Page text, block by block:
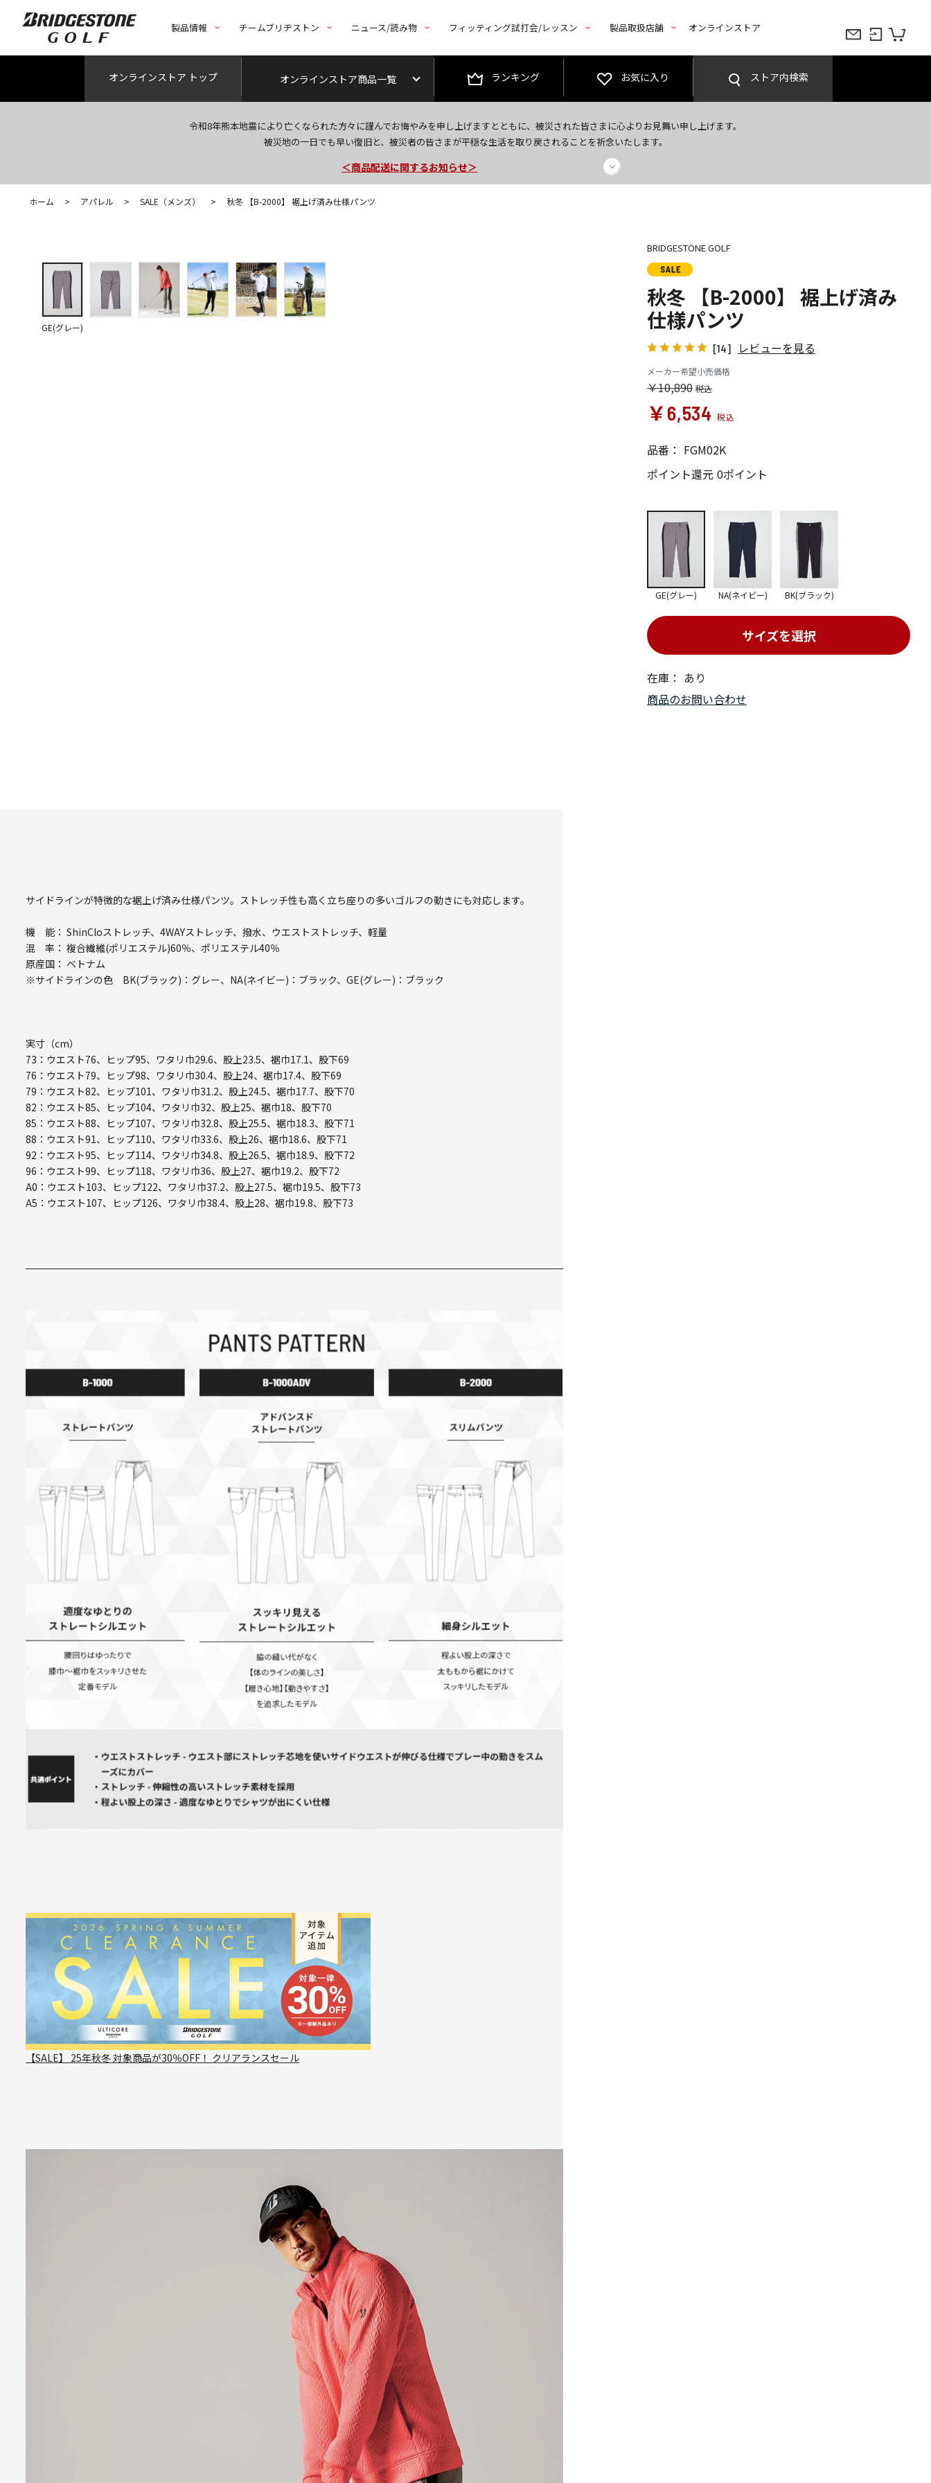
製品情報 チームブリヂストン ニュース/読み物 フィッティング試打会/レッスン 製品取扱店舗 オンラインストア
オンラインストア トップ オンラインストア商品一覧 ランキング お気に入り ストア内検索
令和8年熊本地震により亡くなられた方々に謹んでお悔やみを申し上げますとともに、被災された皆さまに心よりお見舞い申し上げます。
被災地の一日でも早い復旧と、被災者の皆さまが平穏な生活を取り戻されることを祈念いたします。
今なら新規会員登録で1,000円OFFクーポンプレゼント！
＜商品配送に関するお知らせ＞
＜夏季休暇中のご注文・発送・お問い合わせ＞
ホーム > アパレル > SALE（メンズ） > 秋冬 【B-2000】 裾上げ済み仕様パンツ
GE(グレー)
BRIDGESTONE GOLF
秋冬 【B-2000】 裾上げ済み
仕様パンツ
[14] レビューを見る
メーカー希望小売価格
￥10,890
￥6,534
品番： FGM02K
ポイント還元 0ポイント
在庫： あり
サイズを選択
GE(グレー) NA(ネイビー) BK(ブラック)
商品のお問い合わせ
サイドラインが特徴的な裾上げ済み仕様パンツ。ストレッチ性も高く立ち座りの多いゴルフの動きにも対応します。
機 能： ShinCloストレッチ、4WAYストレッチ、撥水、ウエストストレッチ、軽量
混 率： 複合繊維(ポリエステル)60％、ポリエステル40％
原産国： ベトナム
※サイドラインの色 BK(ブラック)：グレー、NA(ネイビー)：ブラック、GE(グレー)：ブラック
実寸（cm）
73：ウエスト76、ヒップ95、ワタリ巾29.6、股上23.5、裾巾17.1、股下69
76：ウエスト79、ヒップ98、ワタリ巾30.4、股上24、裾巾17.4、股下69
79：ウエスト82、ヒップ101、ワタリ巾31.2、股上24.5、裾巾17.7、股下70
82：ウエスト85、ヒップ104、ワタリ巾32、股上25、裾巾18、股下70
85：ウエスト88、ヒップ107、ワタリ巾32.8、股上25.5、裾巾18.3、股下71
88：ウエスト91、ヒップ110、ワタリ巾33.6、股上26、裾巾18.6、股下71
92：ウエスト95、ヒップ114、ワタリ巾34.8、股上26.5、裾巾18.9、股下72
96：ウエスト99、ヒップ118、ワタリ巾36、股上27、裾巾19.2、股下72
A0：ウエスト103、ヒップ122、ワタリ巾37.2、股上27.5、裾巾19.5、股下73
A5：ウエスト107、ヒップ126、ワタリ巾38.4、股上28、裾巾19.8、股下73
【SALE】 25年秋冬 対象商品が30％OFF！ クリアランスセール